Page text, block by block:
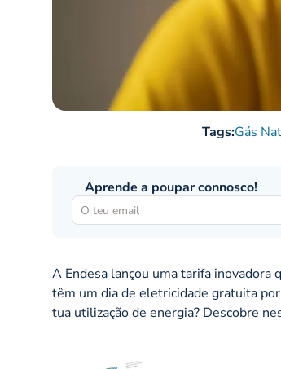
Tags:Gás
Aprende a poupar connosco!
A Endesa lançou uma tarifa inovadora
têm um dia de eletricidade gratuita
tua utilização de energia? Descobre